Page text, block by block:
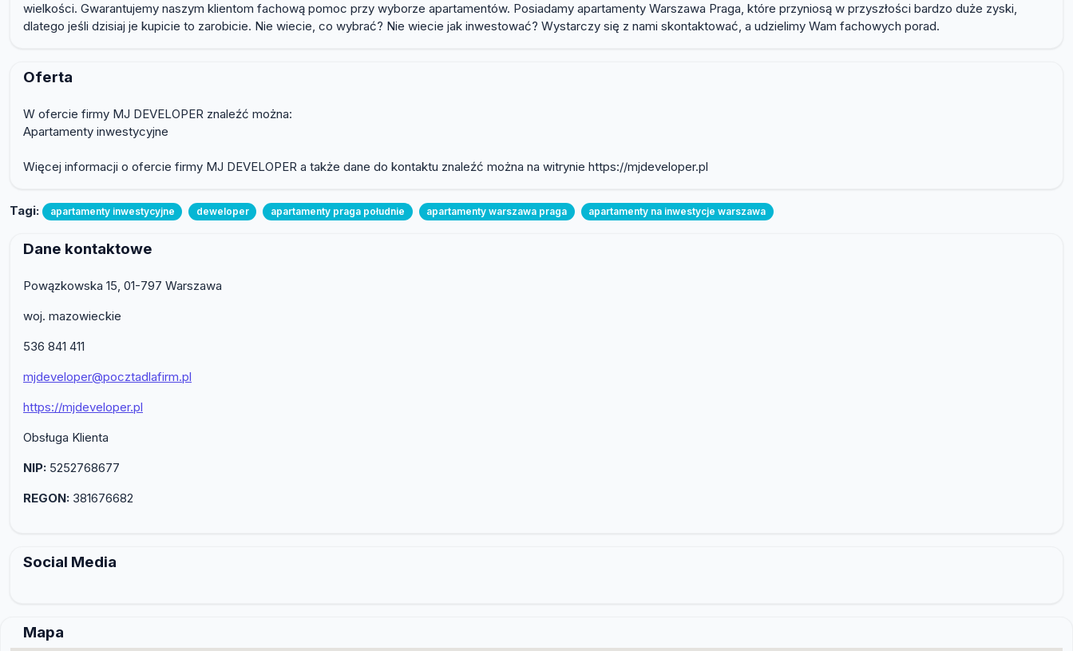
wielkości. Gwarantujemy naszym klientom fachową pomoc przy wyborze apartamentów. Posiadamy apartamenty Warszawa Praga, które przyniosą w przyszłości bardzo duże zyski,
dlatego jeśli dzisiaj je kupicie to zarobicie. Nie wiecie, co wybrać? Nie wiecie jak inwestować? Wystarczy się z nami skontaktować, a udzielimy Wam fachowych porad.
Oferta
W ofercie firmy MJ DEVELOPER znaleźć można:
Apartamenty inwestycyjne
Więcej informacji o ofercie firmy MJ DEVELOPER a także dane do kontaktu znaleźć można na witrynie https://mjdeveloper.pl
Tagi: apartamenty inwestycyjne deweloper apartamenty praga południe apartamenty warszawa praga apartamenty na inwestycje warszawa
Dane kontaktowe
Powązkowska 15, 01-797 Warszawa
woj. mazowieckie
536 841 411
mjdeveloper@pocztadlafirm.pl
https://mjdeveloper.pl
Obsługa Klienta
NIP: 5252768677
REGON: 381676682
Social Media
Mapa